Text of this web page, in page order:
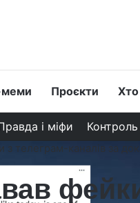
меми Проєкти
і міфи Контроль
телеграм-каналів за
фейки